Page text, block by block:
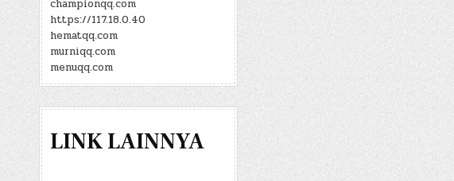
championqq.com
https://117.18.0.40
hematqq.com
murniqq.com
menuqq.com
LINK LAINNYA